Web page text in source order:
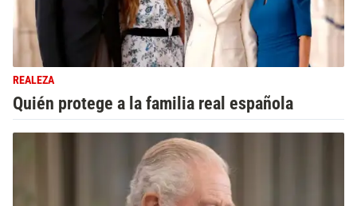
REALEZA
Quién protege a la familia real española